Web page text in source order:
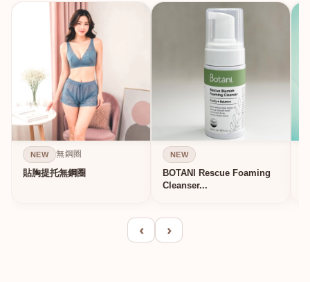
NEW 無鋼圈
貼胸提托無鋼圈
NEW
BOTANI Rescue Foaming
Cleanser...
‹ ›